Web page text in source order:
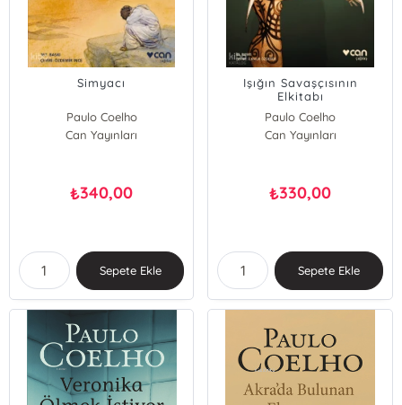
Simyacı
Paulo Coelho
Can Yayınları
₺340,00
Sepete Ekle
Işığın Savaşçısının
Elkitabı
Paulo Coelho
Can Yayınları
₺330,00
Sepete Ekle